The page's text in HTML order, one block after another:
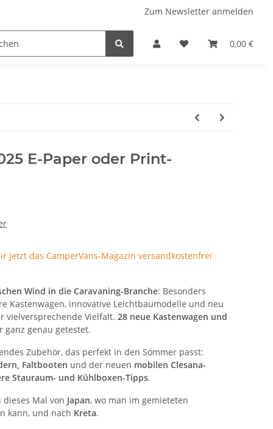
Zum Newsletter anmelden
0,00 €
Stellplatzführer WINZERATLAS 2026 Lifestyle &
E-Paper oder Print-
jetzt das CamperVans-Magazin versandkostenfrei
Wind in die Caravaning-Branche: Besonders
Kastenwagen, innovative Leichtbaumodelle und neu
vielversprechende Vielfalt. 28 neue Kastenwagen und
genau getestet.
Zubehör, das perfekt in den Sommer passt:
Faltbooten und der neuen mobilen Clesana-
Stauraum- und Kühlboxen-Tipps.
Mal von Japan, wo man im gemieteten
kann, und nach Kreta.